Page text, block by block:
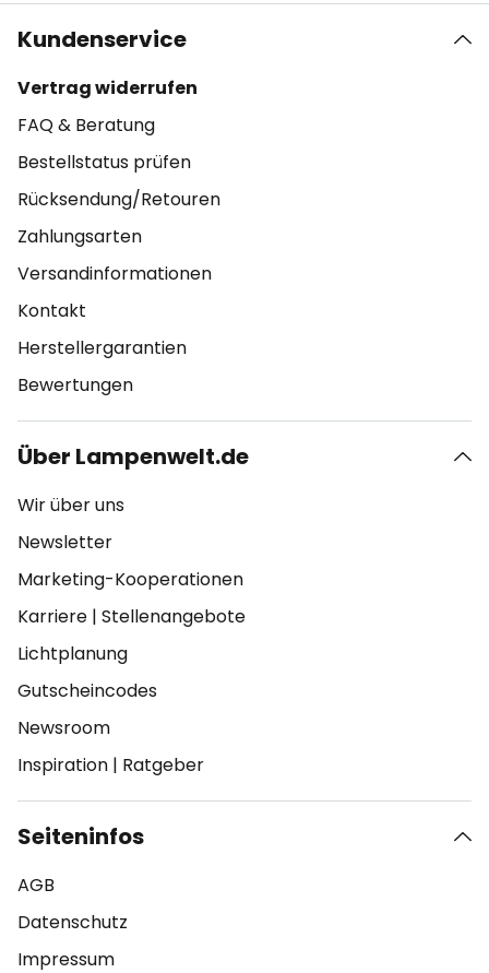
Kundenservice
Vertrag widerrufen
FAQ & Beratung
Bestellstatus prüfen
Rücksendung/Retouren
Zahlungsarten
Versandinformationen
Kontakt
Herstellergarantien
Bewertungen
Über Lampenwelt.de
Wir über uns
Newsletter
Marketing-Kooperationen
Karriere | Stellenangebote
Lichtplanung
Gutscheincodes
Newsroom
Inspiration | Ratgeber
Seiteninfos
AGB
Datenschutz
Impressum